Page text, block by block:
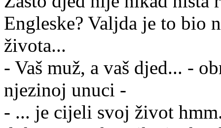
Engleske? Valjda je to bio
života...
- Vaš muž, a vaš djed... -
njezinoj unuci -
- ... je cijeli svoj život